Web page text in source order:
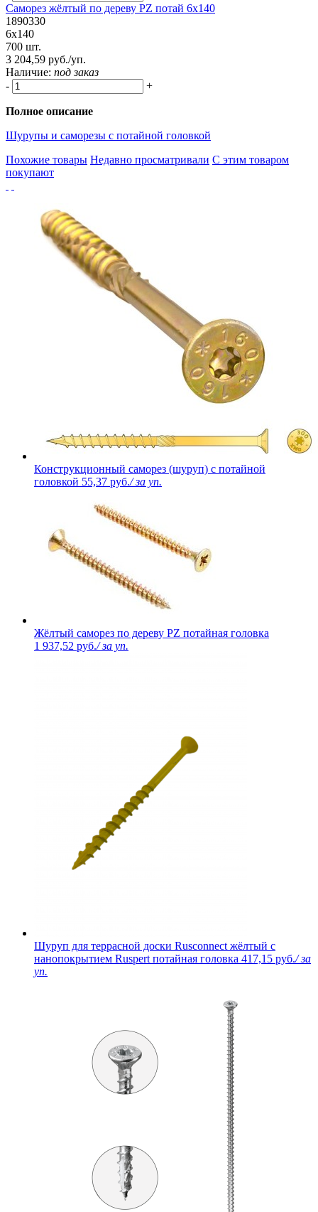
Саморез жёлтый по дереву PZ потай 6х140
1890330
6х140
700 шт.
3 204,59 руб./уп.
Наличие: под заказ
-
+
Полное описание
Шурупы и саморезы с потайной головкой
Похожие товары Недавно просматривали С этим товаром
покупают
Конструкционный саморез (шуруп) с потайной
головкой 55,37 руб./ за уп.
Жёлтый саморез по дереву PZ потайная головка
1 937,52 руб./ за уп.
Шуруп для террасной доски Rusconnect жёлтый с
нанопокрытием Ruspert потайная головка 417,15 руб./ за
уп.